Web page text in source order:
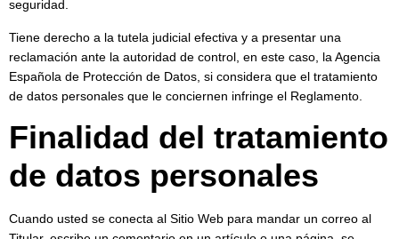
seguridad.
Tiene derecho a la tutela judicial efectiva y a presentar una
reclamación ante la autoridad de control, en este caso, la Agencia
Española de Protección de Datos, si considera que el tratamiento
de datos personales que le conciernen infringe el Reglamento.
Finalidad del tratamiento
de datos personales
Cuando usted se conecta al Sitio Web para mandar un correo al